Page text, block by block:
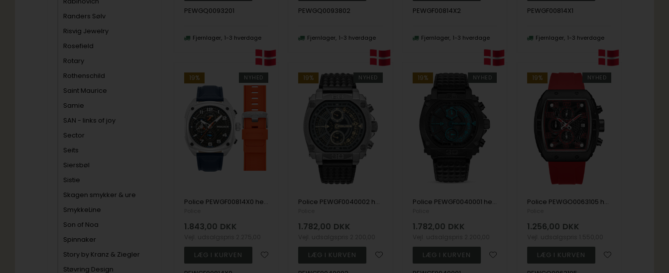
Randers Sølv
Risvig Jewelry
Rosefield
Rotary
Rothenschild
Saint Maurice
Samie
SAN - links of joy
Sector
Seits
Siersbøl
Sistie
Skagen smykker & ure
SmykkeLine
Son of Noa
Spinnaker
Story by Kranz & Ziegler
Støvring Design
PEWGQ0093201
Fjernlager 1-3 hverdage
PEWGQ0093802
Fjernlager 1-3 hverdage
PEWGF00814X2
Fjernlager 1-3 hverdage
PEWGF00814X1
Fjernlager 1-3 hverdage
NYHED
19%
Police PEWGF00814X0 herreur Portland Chronograph 45mm 5ATM
1.843,00 DKK
NYHED
19%
Police PEWGF0040002 herreur Norwood Chronograph 45mm 5ATM
1.782,00 DKK
NYHED
19%
Police PEWGF0040001 herreur Norwood Chronograph 45mm 5ATM
1.782,00 DKK
NYHED
19%
Police PEWGO0063105 herreur Coswig Chronograph 45mm 5ATM
1.256,00 DKK